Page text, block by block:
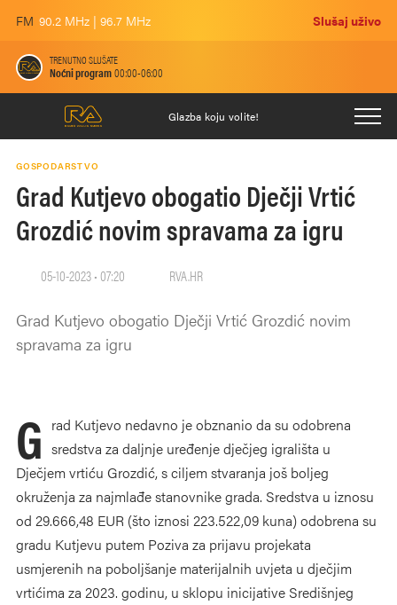
FM 90.2 MHz | 96.7 MHz Slušaj uživo
TRENUTNO SLUŠATE
Noćni program00:00-06:00
Glazba koju volite!
GOSPODARSTVO
Grad Kutjevo obogatio Dječji Vrtić
Grozdić novim spravama za igru
05-10-2023 • 07:20 RVA.HR
Grad Kutjevo obogatio Dječji Vrtić Grozdić novim
spravama za igru
G rad Kutjevo nedavno je obznanio da su odobrena
sredstva za daljnje uređenje dječjeg igrališta u
Dječjem vrtiću Grozdić, s ciljem stvaranja još boljeg
okruženja za najmlađe stanovnike grada. Sredstva u iznosu
od 29.666,48 EUR (što iznosi 223.522,09 kuna) odobrena su
gradu Kutjevu putem Poziva za prijavu projekata
usmjerenih na poboljšanje materijalnih uvjeta u dječjim
vrtićima za 2023. godinu, u sklopu inicijative Središnjeg